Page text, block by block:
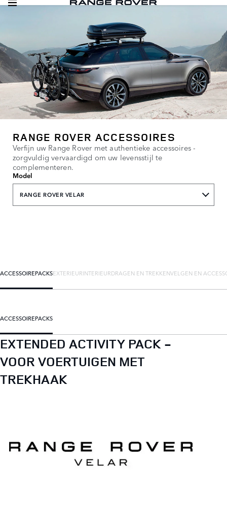
RANGE ROVER ACCESSOIRES
Verfijn uw Range Rover met authentieke accessoires -
zorgvuldig vervaardigd om uw levensstijl te
complementeren.
Model
RANGE ROVER VELAR
ACCESSOIREPACKSEXTERIEURINTERIEURDRAGEN EN TREKKENVELGEN EN
ACCESSOIREPACKS
EXTENDED ACTIVITY PACK -
VOOR VOERTUIGEN MET
TREKHAAK